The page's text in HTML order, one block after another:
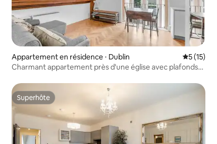
Appartement en résidence ⋅ Dublin
5 (15)
Charmant appartement près d'une église avec plafonds
Superhôte
Superhôte